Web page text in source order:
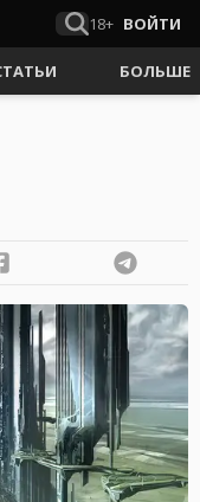
18+ ВОЙТИ
БОЛЬШЕ